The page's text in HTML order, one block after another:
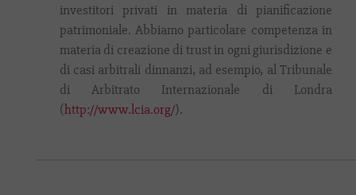
investitori privati in materia di pianificazione
patrimoniale. Abbiamo particolare competenza in
materia di creazione di trust in ogni giurisdizione e
di casi arbitrali dinnanzi, ad esempio, al Tribunale
di Arbitrato Internazionale di Londra
(http://www.lcia.org/).